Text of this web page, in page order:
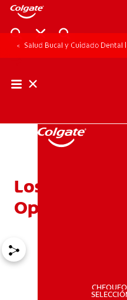
Salud Bucal y Cuidado Dental
Los
Opciones De